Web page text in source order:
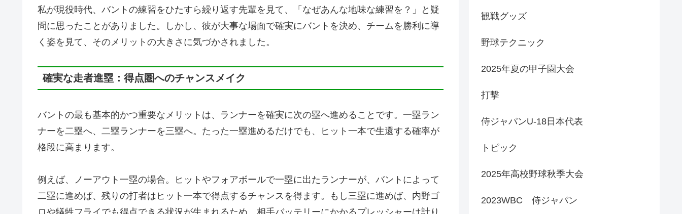
私が現役時代、バントの練習をひたすら繰り返す先輩を見て、「なぜあんな地味な練習を？」と疑
問に思ったことがありました。しかし、彼が大事な場面で確実にバントを決め、チームを勝利に導
く姿を見て、そのメリットの大きさに気づかされました。
確実な走者進塁：得点圏へのチャンスメイク
バントの最も基本的かつ重要なメリットは、ランナーを確実に次の塁へ進めることです。一塁ラン
ナーを二塁へ、二塁ランナーを三塁へ。たった一塁進めるだけでも、ヒット一本で生還する確率が
格段に高まります。
例えば、ノーアウト一塁の場合。ヒットやフォアボールで一塁に出たランナーが、バントによって
二塁に進めば、残りの打者はヒット一本で得点するチャンスを得ます。もし三塁に進めば、内野ゴ
ロや犠牲フライでも得点できる状況が生まれるため、相手バッテリーにかかるプレッシャーは計り
観戦グッズ
野球テクニック
2025年夏の甲子園大会
打撃
侍ジャパンU-18日本代表
トピック
2025年高校野球秋季大会
2023WBC 侍ジャパン